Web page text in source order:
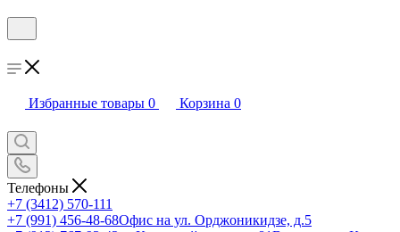
Избранные товары 0 Корзина 0
Телефоны
+7 (3412) 570-111
+7 (991) 456-48-68Офис на ул. Орджоникидзе, д.5